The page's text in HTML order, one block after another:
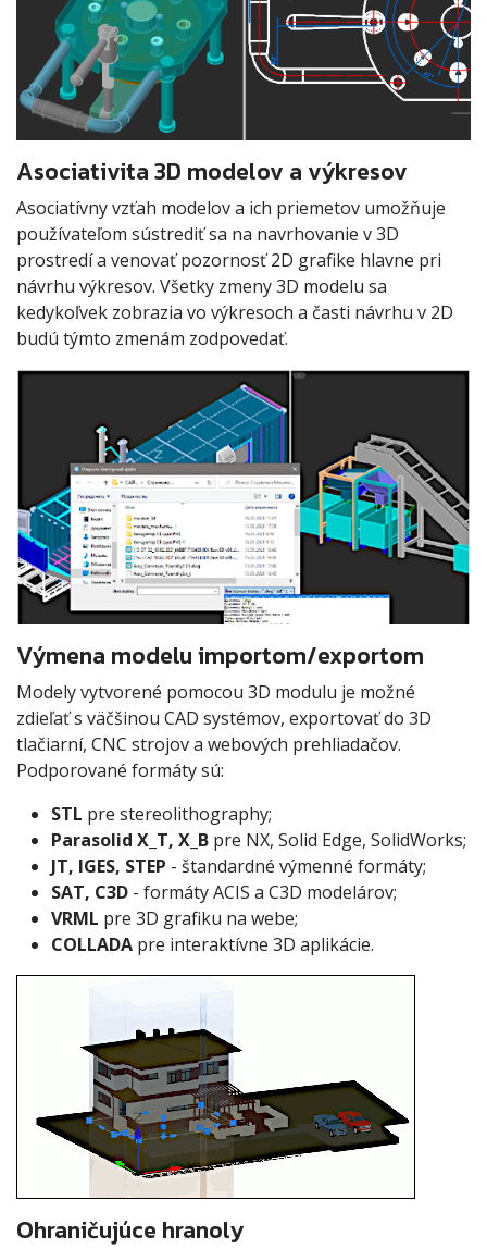
Asociativita 3D modelov a výkresov
Asociatívny vzťah modelov a ich priemetov umožňuje
používateľom sústrediť sa na navrhovanie v 3D
prostredí a venovať pozornosť 2D grafike hlavne pri
návrhu výkresov. Všetky zmeny 3D modelu sa
kedykoľvek zobrazia vo výkresoch a časti návrhu v 2D
budú týmto zmenám zodpovedať.
Výmena modelu importom/exportom
Modely vytvorené pomocou 3D modulu je možné
zdieľať s väčšinou CAD systémov, exportovať do 3D
tlačiarní, CNC strojov a webových prehliadačov.
Podporované formáty sú:
STL pre stereolithography;
Parasolid X_T, X_B pre NX, Solid Edge, SolidWorks;
JT, IGES, STEP - štandardné výmenné formáty;
SAT, C3D - formáty ACIS a C3D modelárov;
VRML pre 3D grafiku na webe;
COLLADA pre interaktívne 3D aplikácie.
Ohraničujúce hranoly